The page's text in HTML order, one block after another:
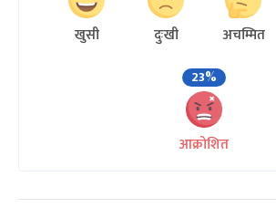
खुसी दुःखी अचम्मित
23%
आक्रोशित